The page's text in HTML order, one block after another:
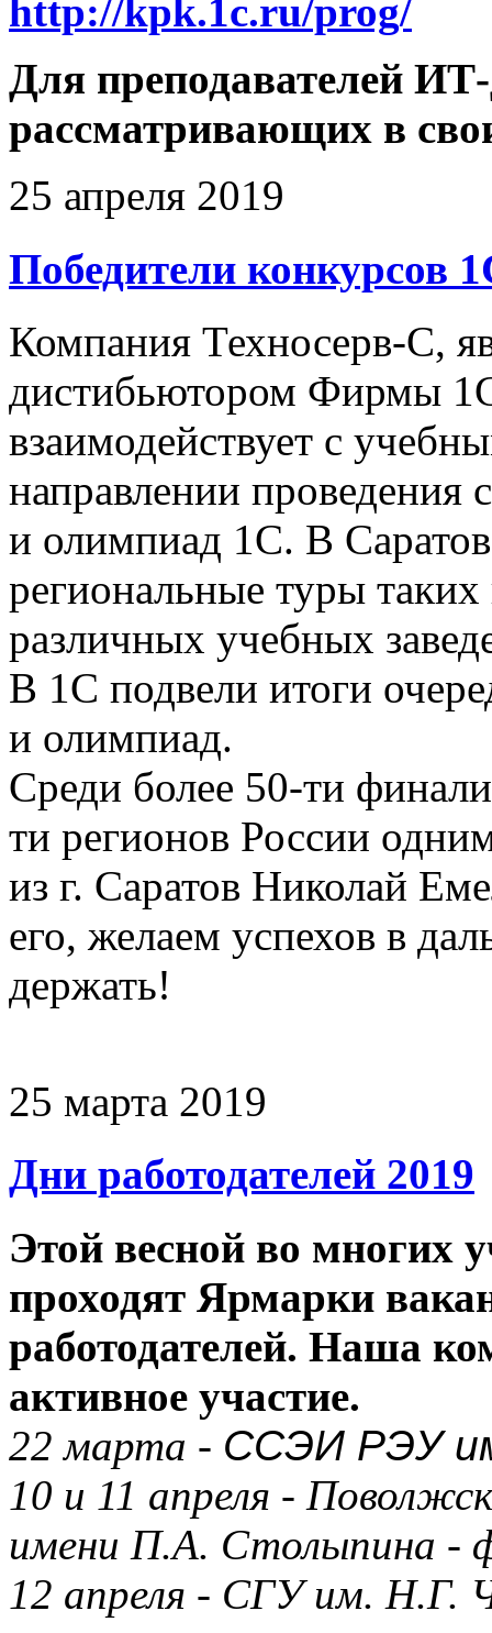
http://kpk.1c.ru/prog/
Для преподавателей
рассматривающих в
25 апреля 2019
Победители конкурсов
Компания Техносерв-С,
дистибьютором Фирмы
взаимодействует с
направлении проведения
и олимпиад 1С. В
региональные туры
различных учебных
В 1С подвели итоги
и олимпиад.
Среди более 50-ти
ти регионов России
из г. Саратов Николай
его, желаем успехов в
держать!
25 марта 2019
Дни работодателей 2019
Этой весной во многих
проходят Ярмарки
работодателей. Наша
активное участие.
22 марта - ССЭИ РЭУ
10 и 11 апреля -
имени П.А. Столыпина -
12 апреля - СГУ им. Н.Г.